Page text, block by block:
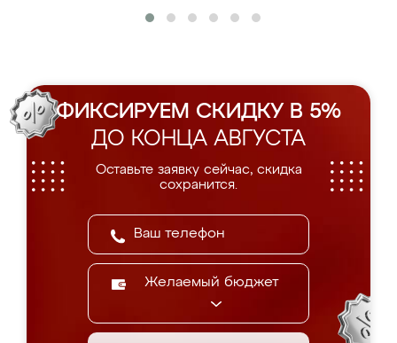
ФИКСИРУЕМ СКИДКУ В 5%
ДО КОНЦА АВГУСТА
Оставьте заявку сейчас, скидка
сохранится.
Желаемый бюджет